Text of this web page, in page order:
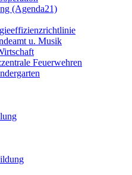
(Agenda21)
u. Musik
Feuerwehren